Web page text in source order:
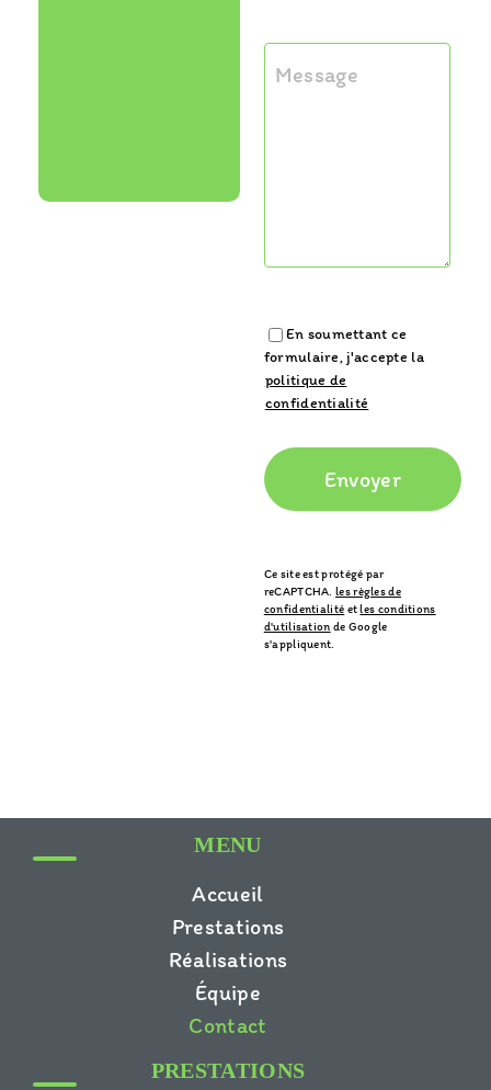
Message
En soumettant ce
formulaire, j'accepte la
politique de
confidentialité
Ce site est protégé par
reCAPTCHA.les règles de
confidentialité etles conditions
d'utilisation de Google
s'appliquent.
MENU
Accueil
Prestations
Réalisations
Équipe
Contact
PRESTATIONS